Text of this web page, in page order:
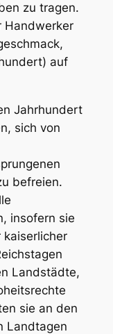
zu tragen.
Handwerker
auf
Jahrhundert
sich von
befreien.
insofern sie
Landstädte,
sie an den
Landtagen